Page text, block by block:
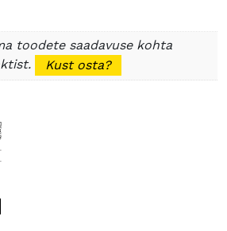
toodete saadavuse kohta
Kust osta?